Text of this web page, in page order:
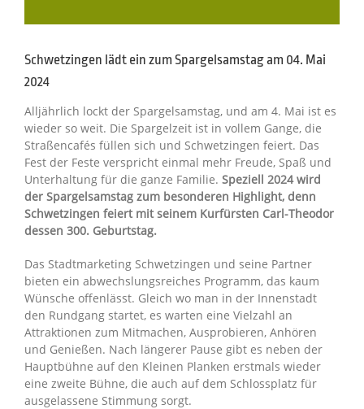
Schwetzingen lädt ein zum Spargelsamstag am 04. Mai
2024
Alljährlich lockt der Spargelsamstag, und am 4. Mai ist es
wieder so weit. Die Spargelzeit ist in vollem Gange, die
Straßencafés füllen sich und Schwetzingen feiert. Das
Fest der Feste verspricht einmal mehr Freude, Spaß und
Unterhaltung für die ganze Familie. Speziell 2024 wird
der Spargelsamstag zum besonderen Highlight, denn
Schwetzingen feiert mit seinem Kurfürsten Carl-Theodor
dessen 300. Geburtstag.
Das Stadtmarketing Schwetzingen und seine Partner
bieten ein abwechslungsreiches Programm, das kaum
Wünsche offenlässt. Gleich wo man in der Innenstadt
den Rundgang startet, es warten eine Vielzahl an
Attraktionen zum Mitmachen, Ausprobieren, Anhören
und Genießen. Nach längerer Pause gibt es neben der
Hauptbühne auf den Kleinen Planken erstmals wieder
eine zweite Bühne, die auch auf dem Schlossplatz für
ausgelassene Stimmung sorgt.